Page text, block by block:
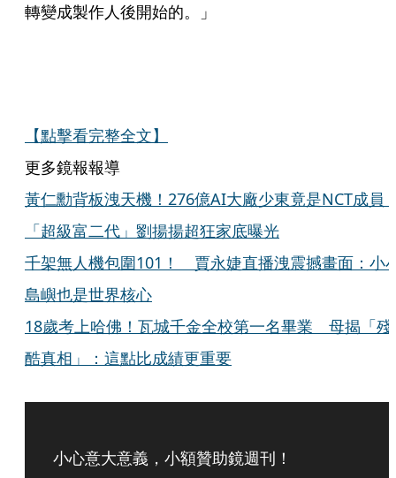
轉變成製作人後開始的。」
【點擊看完整全文】
更多鏡報報導
黃仁勳背板洩天機！276億AI大廠少東竟是NCT成
「超級富二代」劉揚揚超狂家底曝光
千架無人機包圍101！ 賈永婕直播洩震撼畫面：小
島嶼也是世界核心
18歲考上哈佛！瓦城千金全校第一名畢業 母揭「殘
酷真相」：這點比成績更重要
小心意大意義，小額贊助鏡週刊！